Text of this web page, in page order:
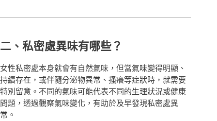
二、私密處異味有哪些？
女性私密處本身就會有自然氣味，但當氣味變得明顯、
持續存在，或伴隨分泌物異常、搔癢等症狀時，就需要
特別留意。不同的氣味可能代表不同的生理狀況或健康
問題，透過觀察氣味變化，有助於及早發現私密處異
常。